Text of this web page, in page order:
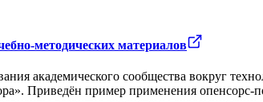
методических материалов
академического сообщества вокруг
Приведён пример применения